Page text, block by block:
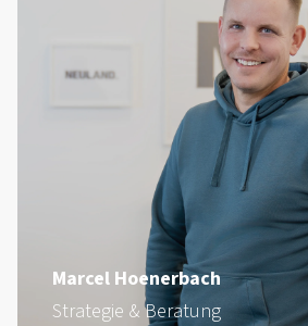
Marcel Hoenerbach
Strategie & Beratung